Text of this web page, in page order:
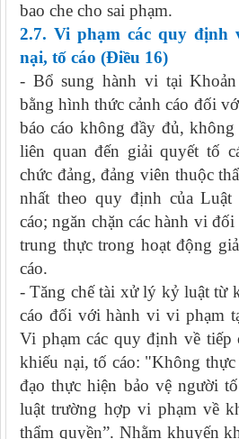
bao che cho sai phạm.
2.7. Vi phạm các quy định
nại, tố cáo (Điều 16)
- Bổ sung hành vi tại
bằng hình thức cảnh cáo đối
báo cáo không đầy đủ,
liên quan đến giải quyết tố
chức đảng, đảng viên thuộc
nhất theo quy định của
cáo; ngăn chặn các hành vi
trung thực trong hoạt động
cáo.
- Tăng chế tài xử lý kỷ luật từ
cáo đối với hành vi vi phạm
Vi phạm các quy định về tiếp
khiếu nại, tố cáo: "Không
đạo thực hiện bảo vệ người
luật trường hợp vi phạm về
thẩm quyền”. Nhằm khuyến